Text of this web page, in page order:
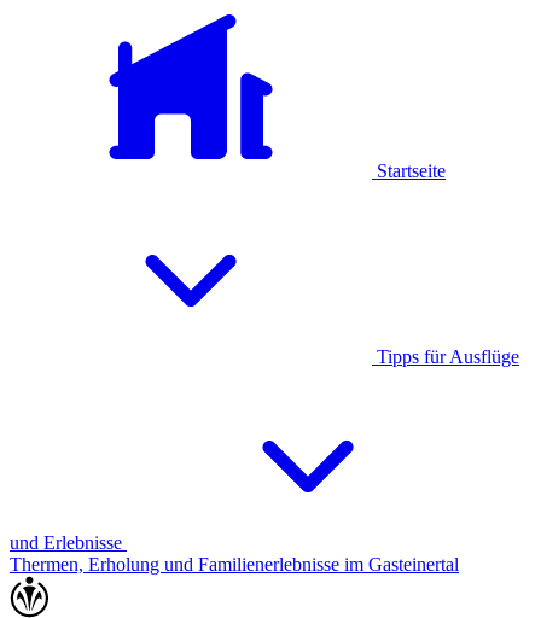
Startseite
Tipps für Ausflüge
und Erlebnisse
Thermen, Erholung und Familienerlebnisse im Gasteinertal